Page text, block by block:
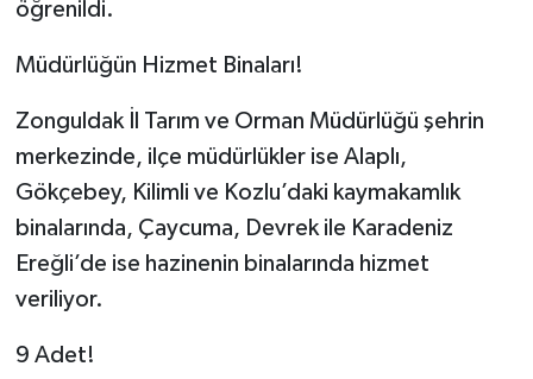
öğrenildi.
Müdürlüğün Hizmet Binaları!
Zonguldak İl Tarım ve Orman Müdürlüğü şehrin
merkezinde, ilçe müdürlükler ise Alaplı,
Gökçebey, Kilimli ve Kozlu’daki kaymakamlık
binalarında, Çaycuma, Devrek ile Karadeniz
Ereğli’de ise hazinenin binalarında hizmet
veriliyor.
9 Adet!